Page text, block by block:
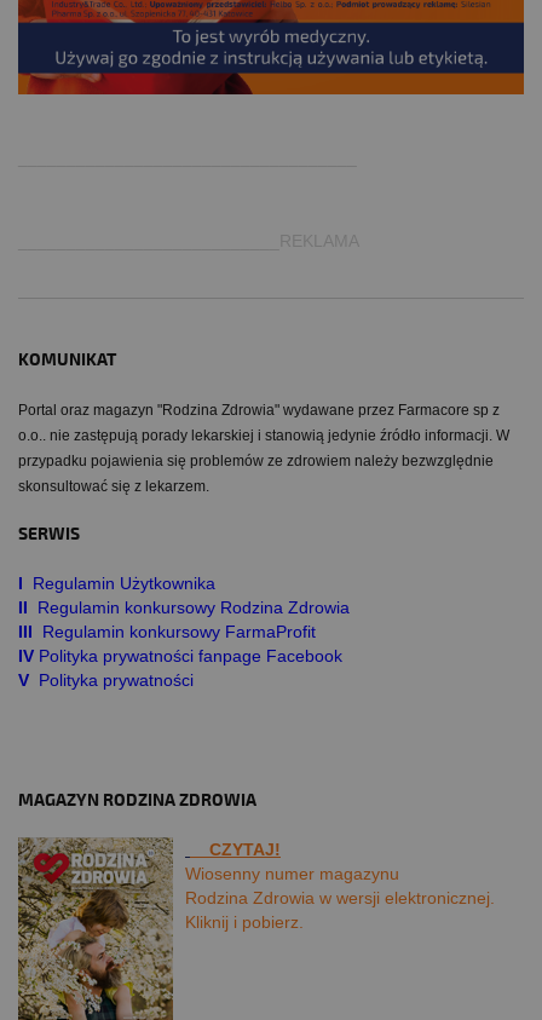
___________________________REKLAMA
KOMUNIKAT
Portal oraz magazyn "Rodzina Zdrowia" wydawane przez Farmacore sp z
o.o.. nie zastępują porady lekarskiej i stanowią jedynie źródło informacji. W
przypadku pojawienia się problemów ze zdrowiem należy bezwzględnie
skonsultować się z lekarzem.
SERWIS
I Regulamin Użytkownika
II
Regulamin konkursowy Rodzina Zdrowia
III
Regulamin konkursowy FarmaProfit
IV Polityka prywatności fanpage Facebook
V Polityka prywatności
MAGAZYN RODZINA ZDROWIA
CZYTAJ!
Wiosenny numer magazynu
Rodzina Zdrowia w wersji elektronicznej.
Kliknij i pobierz.